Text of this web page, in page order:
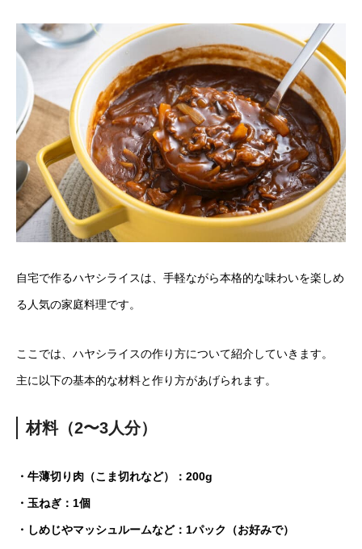
自宅で作るハヤシライスは、手軽ながら本格的な味わいを楽しめ
る人気の家庭料理です。
ここでは、ハヤシライスの作り方について紹介していきます。
主に以下の基本的な材料と作り方があげられます。
材料（2〜3人分）
・牛薄切り肉（こま切れなど）：200g
・玉ねぎ：1個
・しめじやマッシュルームなど：1パック（お好みで）